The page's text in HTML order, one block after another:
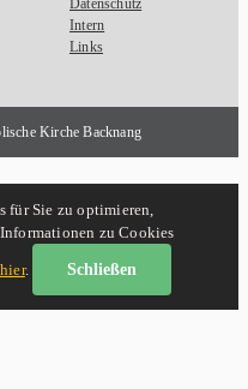
Datenschutz
Intern
Links
Kirche Backnang
für Sie zu optimieren,
zu Cookies
hier. Schließen